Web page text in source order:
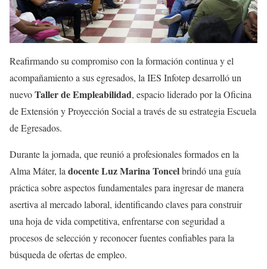
Reafirmando su compromiso con la formación continua y el
acompañamiento a sus egresados, la IES Infotep desarrolló un
nuevoTaller de Empleabilidad, espacio liderado por la Oficina
de Extensión y Proyección Social a través de su estrategia Escuela
de Egresados.
Durante la jornada, que reunió a profesionales formados en la
Alma Máter, ladocente Luz Marina Toncelbrindó una guía
práctica sobre aspectos fundamentales para ingresar de manera
asertiva al mercado laboral, identificando claves para construir
una hoja de vida competitiva, enfrentarse con seguridad a
procesos de selección y reconocer fuentes confiables para la
búsqueda de ofertas de empleo.